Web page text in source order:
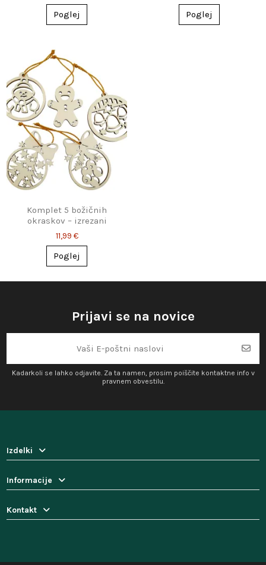
Poglej Poglej
Komplet 5 božičnih
okraskov – izrezani
praznični motivi
11,99 €
Poglej
Prijavi se na novice
Kadarkoli se lahko odjavite. Za ta namen, prosim poiščite kontaktne info v
pravnem obvestilu.
Izdelki
Informacije
Kontakt